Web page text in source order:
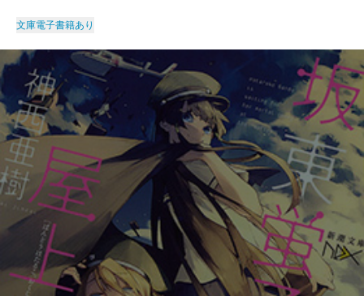
文庫電子書籍あり